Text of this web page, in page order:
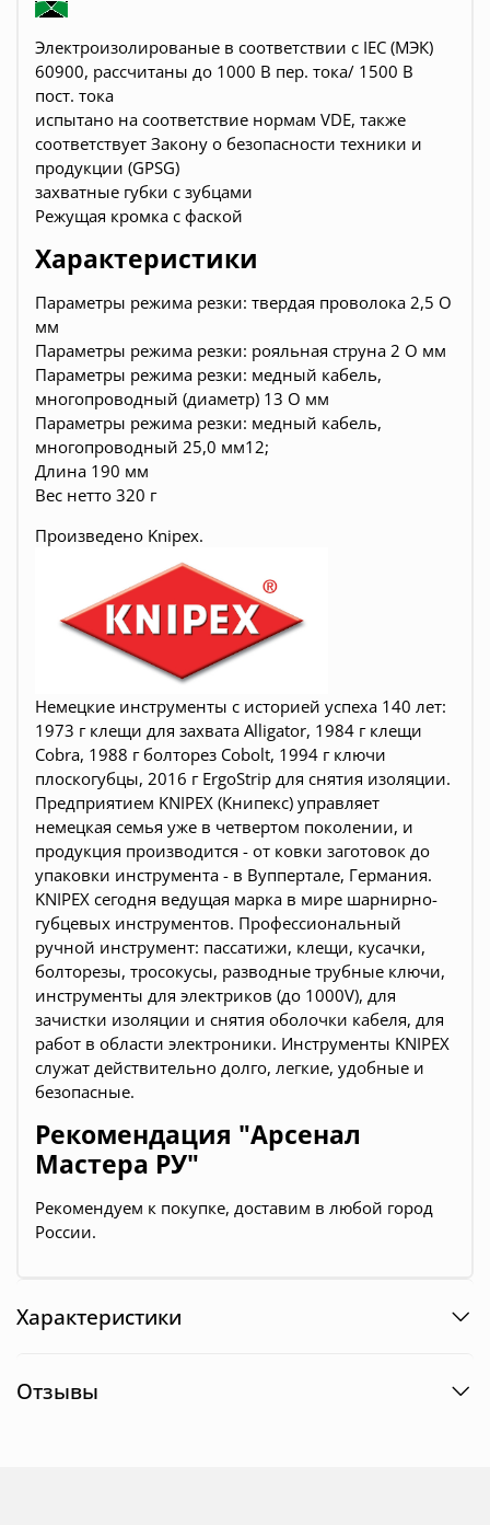
Электроизолированые в соответствии с IEC (МЭК)
60900, рассчитаны до 1000 В пер. тока/ 1500 В
пост. тока
испытано на соответствие нормам VDE, также
соответствует Закону о безопасности техники и
продукции (GPSG)
захватные губки с зубцами
Режущая кромка с фаской
Характеристики
Параметры режима резки: твердая проволока 2,5 O
мм
Параметры режима резки: рояльная струна 2 O мм
Параметры режима резки: медный кабель,
многопроводный (диаметр) 13 O мм
Параметры режима резки: медный кабель,
многопроводный 25,0 мм12;
Длина 190 мм
Вес нетто 320 г
Произведено Knipex.
Немецкие инструменты c историей успеха 140 лет:
1973 г клещи для захвата Alligator, 1984 г клещи
Cobra, 1988 г болторез Cobolt, 1994 г ключи
плоскогубцы, 2016 г ErgoStrip для снятия изоляции.
Предприятием KNIPEX (Книпекс) управляет
немецкая семья уже в четвертом поколении, и
продукция производится - от ковки заготовок до
упаковки инструмента - в Вуппертале, Германия.
KNIPEX сегодня ведущая марка в мире шарнирно-
губцевых инструментов. Профессиональный
ручной инструмент: пассатижи, клещи, кусачки,
болторезы, тросокусы, разводные трубные ключи,
инструменты для электриков (до 1000V), для
зачистки изоляции и снятия оболочки кабеля, для
работ в области электроники. Инструменты KNIPEX
служат действительно долго, легкие, удобные и
безопасные.
Рекомендация "Арсенал
Мастера РУ"
Рекомендуем к покупке, доставим в любой город
России.
Характеристики
Отзывы